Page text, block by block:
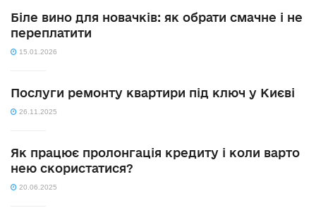
Біле вино для новачків: як обрати смачне і не
переплатити
15.01.2026
Послуги ремонту квартири під ключ у Києві
26.11.2025
Як працює пролонгація кредиту і коли варто
нею скористатися?
20.06.2025